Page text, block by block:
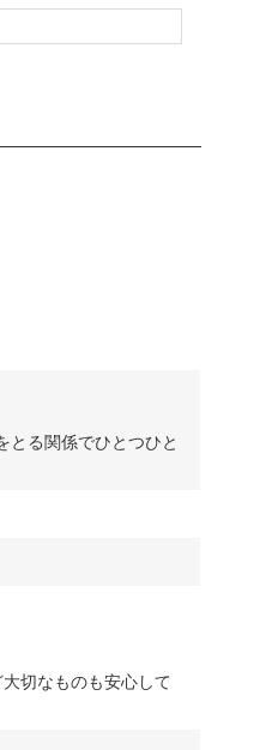
とる関係でひとつひと
切なものも安心して